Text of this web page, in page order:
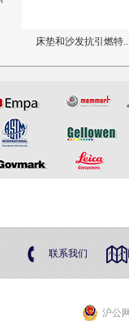
床垫和沙发抗引燃特..
联系我们
沪公